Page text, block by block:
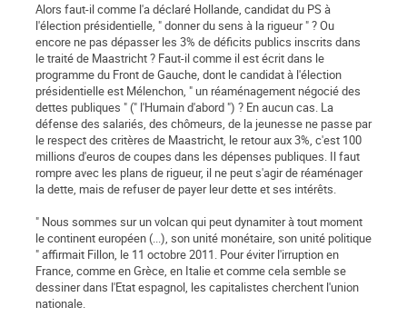
Alors faut-il comme l'a déclaré Hollande, candidat du PS à
l'élection présidentielle, " donner du sens à la rigueur " ? Ou
encore ne pas dépasser les 3% de déficits publics inscrits dans
le traité de Maastricht ? Faut-il comme il est écrit dans le
programme du Front de Gauche, dont le candidat à l'élection
présidentielle est Mélenchon, " un réaménagement négocié des
dettes publiques " (" l'Humain d'abord ") ? En aucun cas. La
défense des salariés, des chômeurs, de la jeunesse ne passe par
le respect des critères de Maastricht, le retour aux 3%, c'est 100
millions d'euros de coupes dans les dépenses publiques. Il faut
rompre avec les plans de rigueur, il ne peut s'agir de réaménager
la dette, mais de refuser de payer leur dette et ses intérêts.
" Nous sommes sur un volcan qui peut dynamiter à tout moment
le continent européen (...), son unité monétaire, son unité politique
" affirmait Fillon, le 11 octobre 2011. Pour éviter l'irruption en
France, comme en Grèce, en Italie et comme cela semble se
dessiner dans l'Etat espagnol, les capitalistes cherchent l'union
nationale.